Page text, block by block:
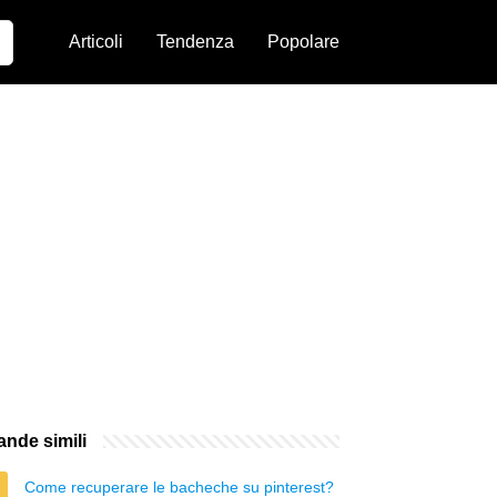
Articoli Tendenza Popolare
simili
Come recuperare le bacheche su pinterest?